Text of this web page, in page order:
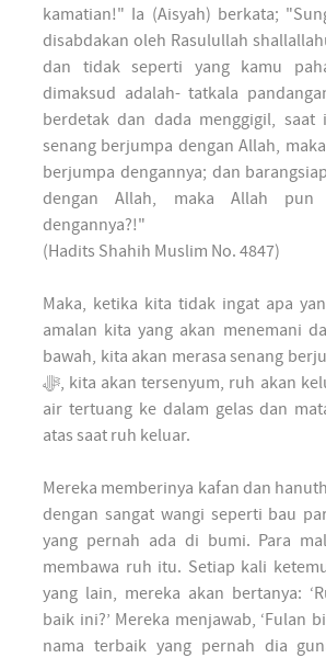
kamatian!" Ia (Aisyah) berkata;
disabdakan oleh Rasulullah
dan tidak seperti yang kamu
dimaksud adalah- tatkala
berdetak dan dada menggigil, saat
senang berjumpa dengan Allah,
berjumpa dengannya; dan
dengan Allah, maka Allah pun
dengannya?!"
(Hadits Shahih Muslim No. 4847)
Maka, ketika kita tidak ingat apa
amalan kita yang akan menemani
bawah, kita akan merasa senang
ﷻ, kita akan tersenyum, ruh akan keluar ke atas seperti
air tertuang ke dalam gelas dan
atas saat ruh keluar.
Mereka memberinya kafan dan
dengan sangat wangi seperti bau
yang pernah ada di bumi. Para
membawa ruh itu. Setiap kali
yang lain, mereka akan bertanya:
baik ini?’ Mereka menjawab, ‘Fulan
nama terbaik yang pernah dia